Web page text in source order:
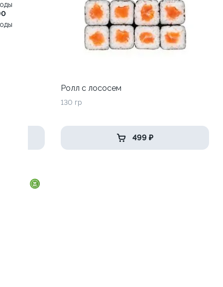
Ролл с лососем
130 гр
499 ₽